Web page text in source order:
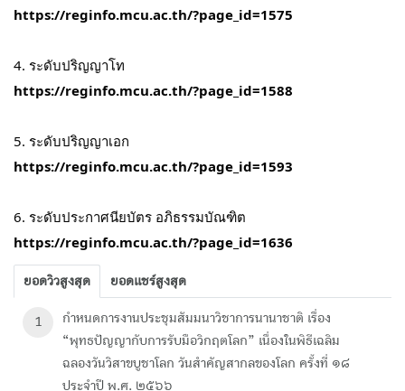
https://reginfo.mcu.ac.th/?page_id=1575
4. ระดับปริญญาโท
https://reginfo.mcu.ac.th/?page_id=1588
5. ระดับปริญญาเอก
https://reginfo.mcu.ac.th/?page_id=1593
6. ระดับประกาศนียบัตร อภิธรรมบัณฑิต
https://reginfo.mcu.ac.th/?page_id=1636
ยอดวิวสูงสุด ยอดแชร์สูงสุด
1
กำหนดการงานประชุมสัมมนาวิชาการนานาชาติ เรื่อง
“พุทธปัญญากับการรับมือวิกฤตโลก” เนื่องในพิธีเฉลิม
ฉลองวันวิสาขบูชาโลก วันสำคัญสากลของโลก ครั้งที่ ๑๘
ประจำปี พ.ศ. ๒๕๖๖